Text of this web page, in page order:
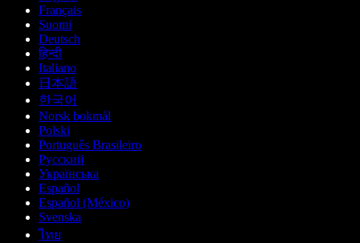
Français
Suomi
Deutsch
हिन्दी
Italiano
日本語
한국어
Norsk bokmål
Polski
Português Brasileiro
Русский
Українська
Español
Español (México)
Svenska
ไทย